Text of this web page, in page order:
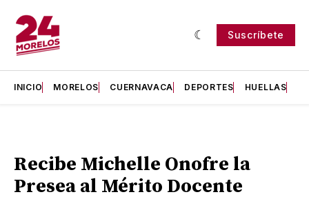
Suscríbete
INICIO MORELOS CUERNAVACA DEPORTES HUELLAS
Recibe Michelle Onofre la
Presea al Mérito Docente